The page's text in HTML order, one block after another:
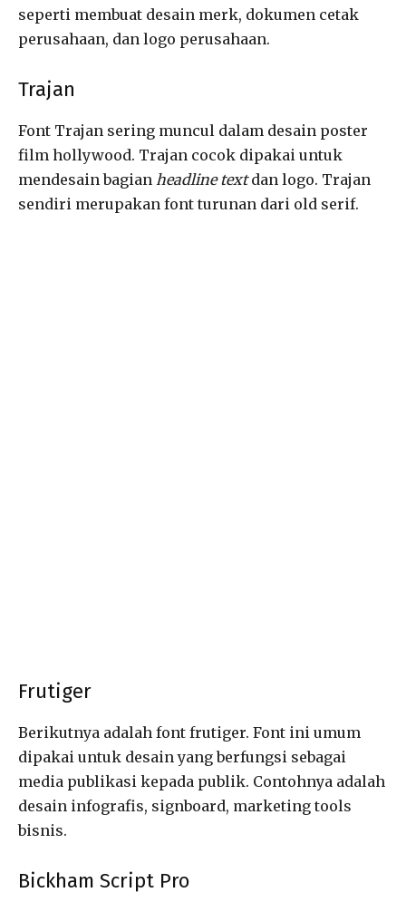
seperti membuat desain merk, dokumen cetak
perusahaan, dan logo perusahaan.
Trajan
Font Trajan sering muncul dalam desain poster
film hollywood. Trajan cocok dipakai untuk
mendesain bagian headline textdan logo. Trajan
sendiri merupakan font turunan dari old serif.
Frutiger
Berikutnya adalah font frutiger. Font ini umum
dipakai untuk desain yang berfungsi sebagai
media publikasi kepada publik. Contohnya adalah
desain infografis, signboard, marketing tools
bisnis.
Bickham Script Pro